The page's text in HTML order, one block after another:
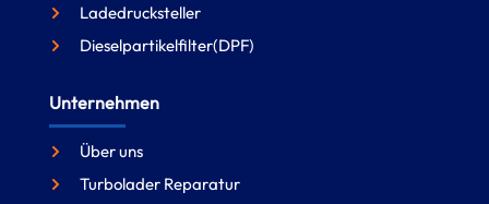
Ladedrucksteller
Dieselpartikelfilter(DPF)
Unternehmen
Über uns
Turbolader Reparatur